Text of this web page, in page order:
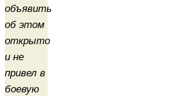
объявить
об этом
открыто
и не
привел в
боевую